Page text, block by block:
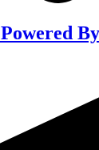
Powered By